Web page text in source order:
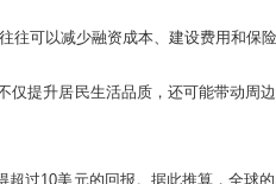
可以减少融资成本、建设费用和保
提升居民生活品质，还可能带动周
过10美元的回报。据此推算，全球